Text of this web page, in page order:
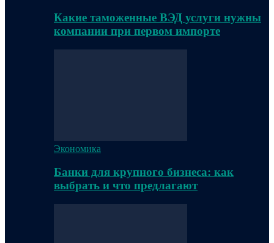
Какие таможенные ВЭД услуги нужны
компании при первом импорте
Экономика
Банки для крупного бизнеса: как
выбрать и что предлагают